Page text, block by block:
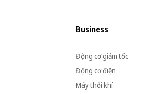
Business
Động cơ giảm tốc
Động cơ điện
Máy thổi khí